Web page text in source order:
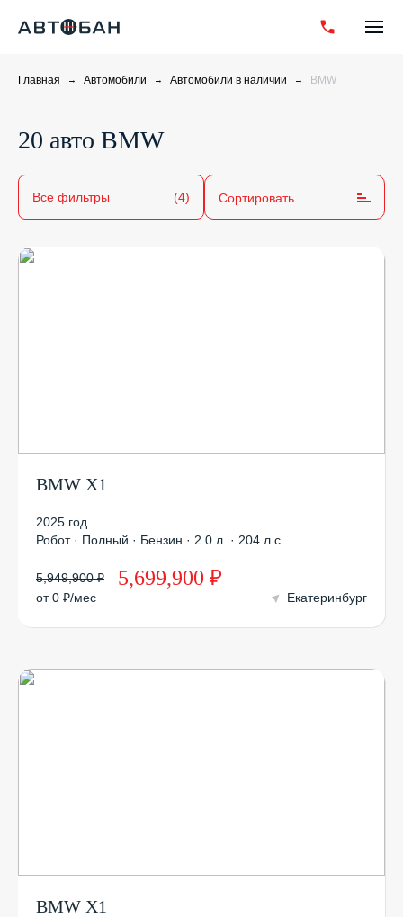
Главная Автомобили Автомобили в наличии BMW
20 авто BMW
Все фильтры (4) Сортировать
BMW X1
2025 год
Робот · Полный · Бензин · 2.0 л. · 204 л.с.
5,949,900 ₽ 5,699,900 ₽
от 0 ₽/мес Екатеринбург
BMW X1